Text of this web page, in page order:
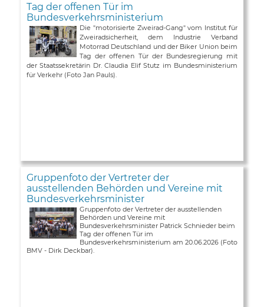
Tag der offenen Tür im
Bundesverkehrsministerium
Die "motorisierte Zweirad-Gang" vom Institut für
Zweiradsicherheit, dem Industrie Verband
Motorrad Deutschland und der Biker Union beim
Tag der offenen Tür der Bundesregierung mit
der Staatssekretärin Dr. Claudia Elif Stutz im Bundesministerium
für Verkehr (Foto Jan Pauls).
Gruppenfoto der Vertreter der
ausstellenden Behörden und Vereine mit
Bundesverkehrsminister
Gruppenfoto der Vertreter der ausstellenden
Behörden und Vereine mit
Bundesverkehrsminister Patrick Schnieder beim
Tag der offenen Tür im
Bundesverkehrsministerium am 20.06.2026 (Foto
BMV - Dirk Deckbar).